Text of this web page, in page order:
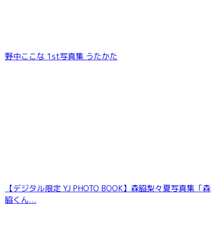
野中ここな 1st写真集 うたかた
【デジタル限定 YJ PHOTO BOOK】森脇梨々夏写真集「森
脇くん...